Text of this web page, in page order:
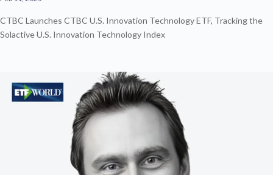
CTBC Launches CTBC U.S. Innovation Technology ETF, Tracking the
Solactive U.S. Innovation Technology Index